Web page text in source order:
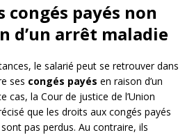
congés payés non
d’un arrêt maladie
le salarié peut se retrouver dans
ses congés payés en raison d’un
cas, la Cour de justice de l’Union
que les droits aux congés payés
pas perdus. Au contraire, ils